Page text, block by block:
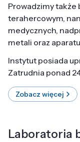
Prowadzimy także
terahercowym,
medycznych,
metali oraz
Instytut posiada
Zatrudnia ponad
Zobacz więcej
Laboratoria